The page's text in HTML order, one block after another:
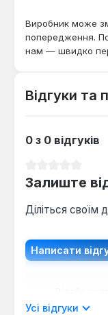
Виробник може
попередження.
нам — швидко
Відгуки та
0 з 0 відгуків
Залиште
Діліться своїм
Написати
мовою.
Усі відгуки